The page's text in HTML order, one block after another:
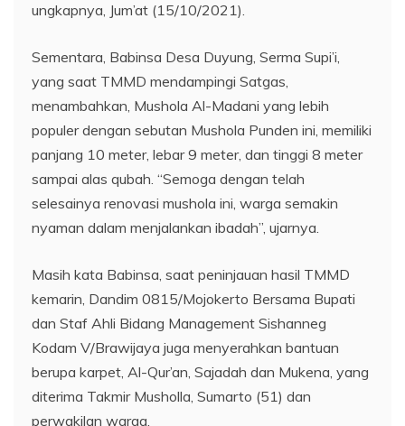
ungkapnya, Jum’at (15/10/2021).
Sementara, Babinsa Desa Duyung, Serma Supi’i,
yang saat TMMD mendampingi Satgas,
menambahkan, Mushola Al-Madani yang lebih
populer dengan sebutan Mushola Punden ini, memiliki
panjang 10 meter, lebar 9 meter, dan tinggi 8 meter
sampai alas qubah. “Semoga dengan telah
selesainya renovasi mushola ini, warga semakin
nyaman dalam menjalankan ibadah”, ujarnya.
Masih kata Babinsa, saat peninjauan hasil TMMD
kemarin, Dandim 0815/Mojokerto Bersama Bupati
dan Staf Ahli Bidang Management Sishanneg
Kodam V/Brawijaya juga menyerahkan bantuan
berupa karpet, Al-Qur’an, Sajadah dan Mukena, yang
diterima Takmir Musholla, Sumarto (51) dan
perwakilan warga.